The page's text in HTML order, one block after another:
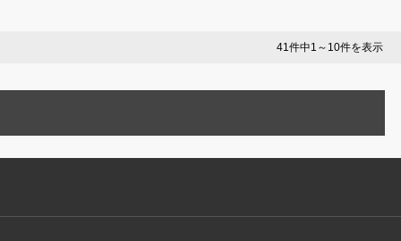
41件中1～10件を表示